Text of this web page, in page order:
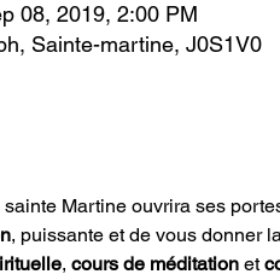
08, 2019, 2:00 PM
Sainte-martine, J0S1V0
Martine ouvrira ses
, puissante et de vous donner
, cours de méditation et